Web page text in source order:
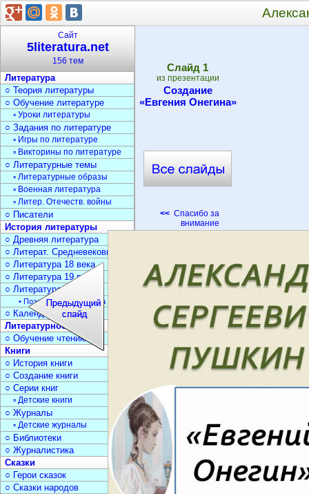
Cлайд 1
из презентации
Создание
«Евгения Онегина»
<< Спасибо за
внимание
Сайт
5literatura.net
156 тем
Литература
○ Теория литературы
○ Обучение литературе
▫ Уроки литературы
○ Задания по литературе
▫ Игры по литературе
▫ Викторины по литературе
○ Литературные темы
▫ Литературные образы
▫ Военная литература
▫ Литер. Отечеств. войны
○ Писатели
История литературы
○ Древняя литература
○ Литерат. Средневековья
○ Литература 18 века
○ Литература 19 века
○ Литература 20 века
• Поэзия Серебрян. века
○ Календарь дат
Литературное чтение
○ Обучение чтению
Книги
○ История книги
○ Создание книги
○ Серии книг
▫ Детские книги
○ Журналы
▫ Детские журналы
○ Библиотеки
○ Журналистика
Сказки
○ Герои сказок
○ Сказки народов